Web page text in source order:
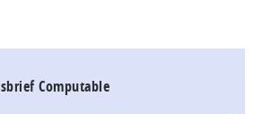
Computable